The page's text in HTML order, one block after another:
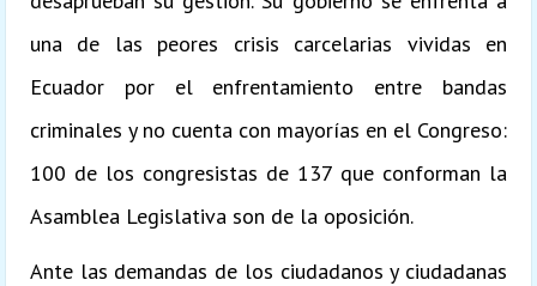
una de las peores crisis carcelarias vividas en
Ecuador por el enfrentamiento entre bandas
criminales y no cuenta con mayorías en el Congreso:
100 de los congresistas de 137 que conforman la
Asamblea Legislativa son de la oposición.
Ante las demandas de los ciudadanos y ciudadanas